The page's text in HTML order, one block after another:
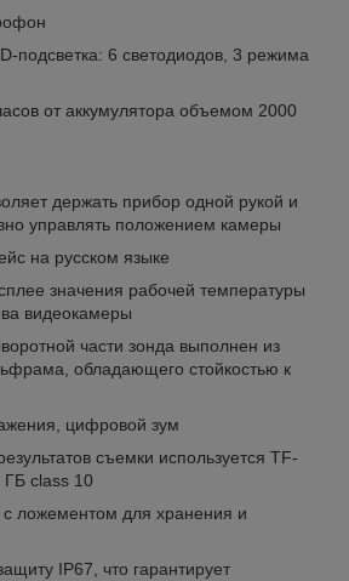
подсветка: 6 светодиодов, 3 режима
от аккумулятора объемом 2000
держать прибор одной рукой и
управлять положением камеры
на русском языке
значения рабочей температуры
видеокамеры
части зонда выполнен из
обладающего стойкостью к
цифровой зум
съемки используется TF-
ГБ class 10
с ложементом для хранения и
IP67, что гарантирует